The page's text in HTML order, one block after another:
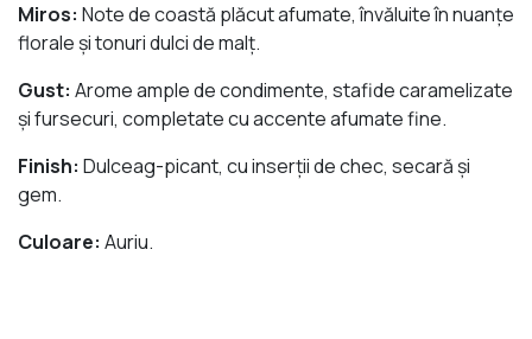
Miros: Note de coastă plăcut afumate, învăluite în nuanțe
florale și tonuri dulci de malț.
Gust: Arome ample de condimente, stafide caramelizate
și fursecuri, completate cu accente afumate fine.
Finish: Dulceag-picant, cu inserții de chec, secară și
gem.
Culoare: Auriu.